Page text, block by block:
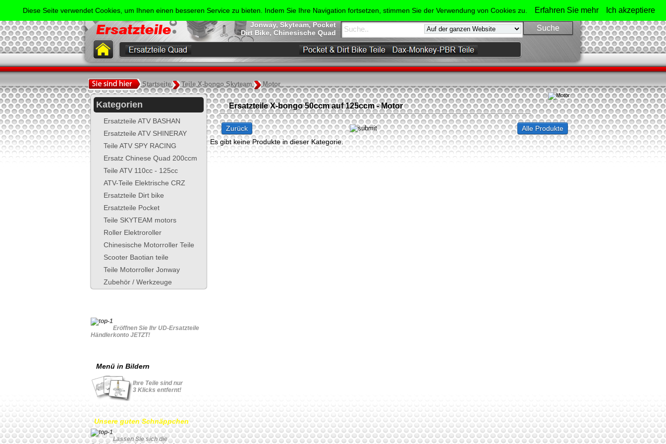
Der Spezialist für Ersatzteile :
Shineray, Bashan, Baotian
Jonway, Skyteam, Pocket
Dirt Bike, Chinesische Quad
Mein Warenkorb Mein Konto
Anmelden
.
Startseite Teile X-bongo Skyteam Motor
Kategorien
Ersatzteile ATV BASHAN
Ersatzteile ATV SHINERAY
Teile ATV SPY RACING
Ersatz Chinese Quad 200ccm
Teile ATV 110cc - 125cc
ATV-Teile Elektrische CRZ
Ersatzteile Dirt bike
Ersatzteile Pocket
Teile SKYTEAM motors
Roller Elektroroller
Chinesische Motorroller Teile
Scooter Baotian teile
Teile Motorroller Jonway
Zubehör / Werkzeuge
Eröffnen Sie Ihr UD-Ersatzteile
Händlerkonto JETZT!
Menü in Bildern
Ihre Teile sind nur
3 Klicks entfernt!
Unsere guten Schnäppchen
Lassen Sie sich die
Ersatzteile X-bongo 50ccm auf 125ccm - Motor
Zurück
Alle Produkte
Es gibt keine Produkte in dieser Kategorie.
Diese Seite verwendet Cookies, um Ihnen einen besseren Service zu bieten. Indem Sie Ihre Navigation fortsetzen, stimmen Sie der Verwendung von Cookies zu. Erfahren Sie mehr Ich akzeptiere